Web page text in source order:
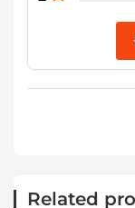
Related